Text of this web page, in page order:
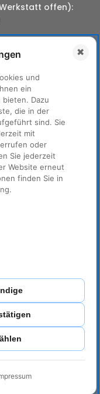
offen):
...
GmbH
und
ein
Dazu
die in der
sind. Sie
mit
oder
Sie jederzeit
Website erneut
finden Sie in
✖